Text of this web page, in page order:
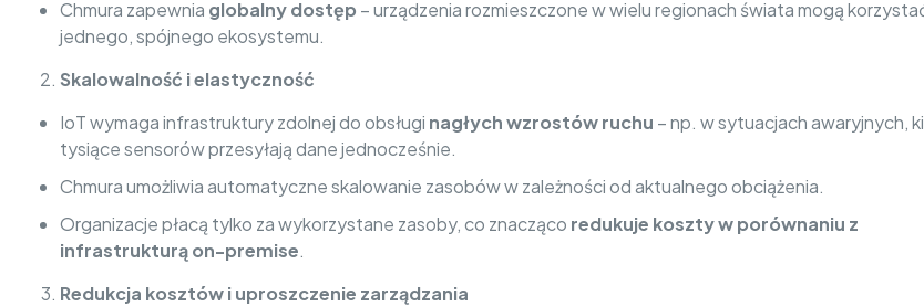
Chmura zapewnia globalny dostęp – urządzenia rozmieszczone w wielu regionach świata mogą
jednego, spójnego ekosystemu.
Skalowalność i elastyczność
IoT wymaga infrastruktury zdolnej do obsługi nagłych wzrostów ruchu – np. w sytuacjach awaryjnych,
tysiące sensorów przesyłają dane jednocześnie.
Chmura umożliwia automatyczne skalowanie zasobów w zależności od aktualnego obciążenia.
Organizacje płacą tylko za wykorzystane zasoby, co znacząco redukuje koszty w porównaniu z
infrastrukturą on-premise.
Redukcja kosztów i uproszczenie zarządzania